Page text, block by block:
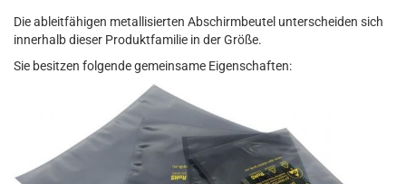
Die ableitfähigen metallisierten Abschirmbeutel unterscheiden sich
innerhalb dieser Produktfamilie in der Größe.
Sie besitzen folgende gemeinsame Eigenschaften: